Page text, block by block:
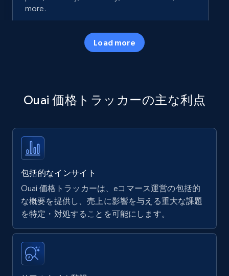
more.
5.7K+ 今すぐ始める
specific keywords
price, Currency, Availability, Reviews count, and
more.
Amazon products - find products by using
upc numbers
Title, Seller name, Brand, Description, Initial
price, Currency, Availability, Reviews count, and
more.
Load more
Ouai 価格トラッカーの主な利点
包括的なインサイト
Ouai 価格トラッカーは、eコマース運営の包括的
な概要を提供し、売上に影響を与える重大な課題
を特定・対処することを可能にします。